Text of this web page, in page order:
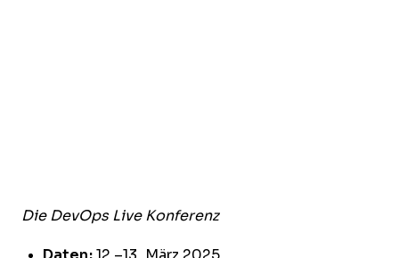
Die DevOps Live Konferenz